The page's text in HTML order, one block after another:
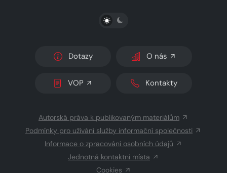
PŘEPNOUT SVĚTLÝ/TMAVÝ REŽIM
Dotazy O nás
VOP Kontakty
Autorská práva k publikovaným materiálům
Podmínky pro užívání služby informační společnosti
Informace o zpracování osobních údajů
Jednotná kontaktní místa
Cookies